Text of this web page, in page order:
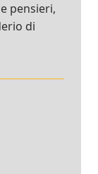
pensieri,
di